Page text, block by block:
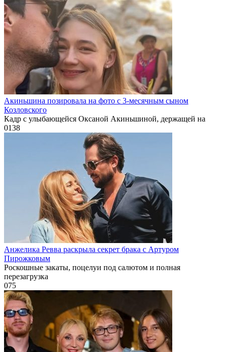
Акиньшина позировала на фото с 3-месячным сыном
Козловского
Кадр с улыбающейся Оксаной Акиньшиной, держащей на
0138
Анжелика Ревва раскрыла секрет брака с Артуром
Пирожковым
Роскошные закаты, поцелуи под салютом и полная
перезагрузка
075